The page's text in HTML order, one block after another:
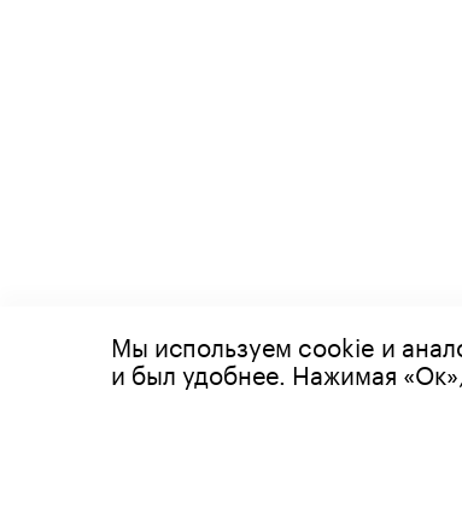
© 2026 Все права защищены
Мы используем cookie и
и был удобнее. Нажимая